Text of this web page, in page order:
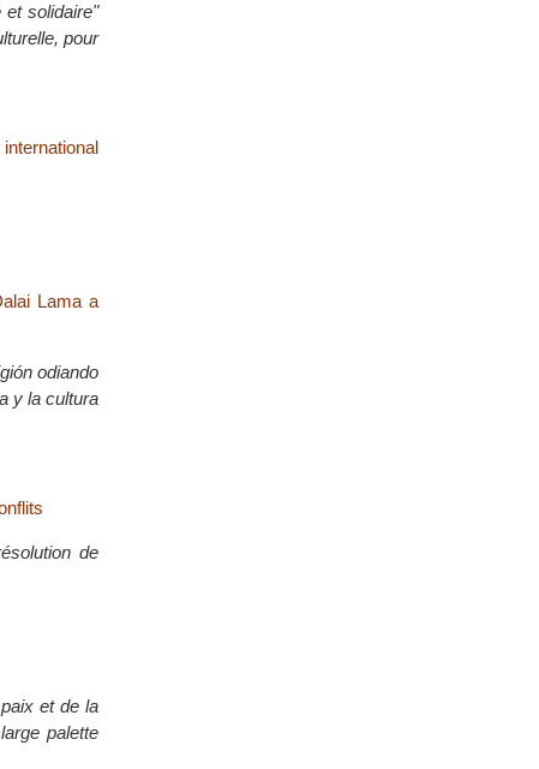
et solidaire"
pour
Lama a
odiando
y la cultura
de
et de la
palette